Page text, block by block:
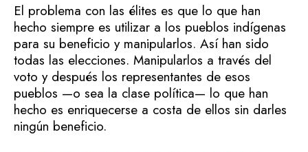
El problema con las élites es que lo que han
hecho siempre es utilizar a los pueblos indígenas
para su beneficio y manipularlos. Así han sido
todas las elecciones. Manipularlos a través del
voto y después los representantes de esos
pueblos —o sea la clase política— lo que han
hecho es enriquecerse a costa de ellos sin darles
ningún beneficio.